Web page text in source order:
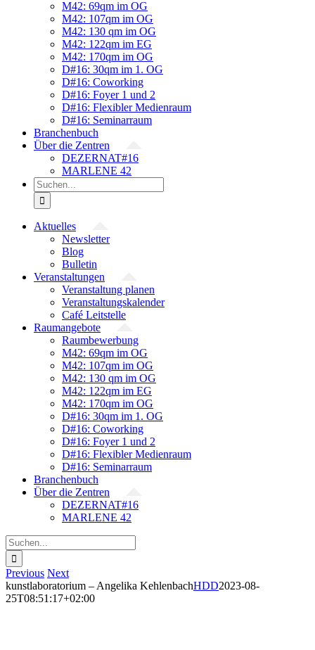
M42: 69qm im OG
M42: 107qm im OG
M42: 130 qm im OG
M42: 122qm im EG
M42: 170qm im OG
D#16: 30qm im 1. OG
D#16: Coworking
D#16: Foyer 1 und 2
D#16: Flexibler Medienraum
D#16: Seminarraum
Branchenbuch
Über die Zentren
DEZERNAT#16
MARLENE 42
Suche
nach:
Aktuelles
Newsletter
Blog
Bulletin
Veranstaltungen
Veranstaltung planen
Veranstaltungskalender
Café Leitstelle
Raumangebote
Raumbewerbung
M42: 69qm im OG
M42: 107qm im OG
M42: 130 qm im OG
M42: 122qm im EG
M42: 170qm im OG
D#16: 30qm im 1. OG
D#16: Coworking
D#16: Foyer 1 und 2
D#16: Flexibler Medienraum
D#16: Seminarraum
Branchenbuch
Über die Zentren
DEZERNAT#16
MARLENE 42
Suche
nach:
Previous Next
kunstlaboratorium – Angelika KehlenbachHDD2023-08-
25T08:51:17+02:00